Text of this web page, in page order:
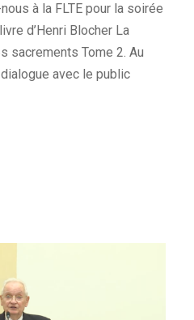
à la FLTE pour la soirée
d’Henri Blocher La
sacrements Tome 2. Au
avec le public